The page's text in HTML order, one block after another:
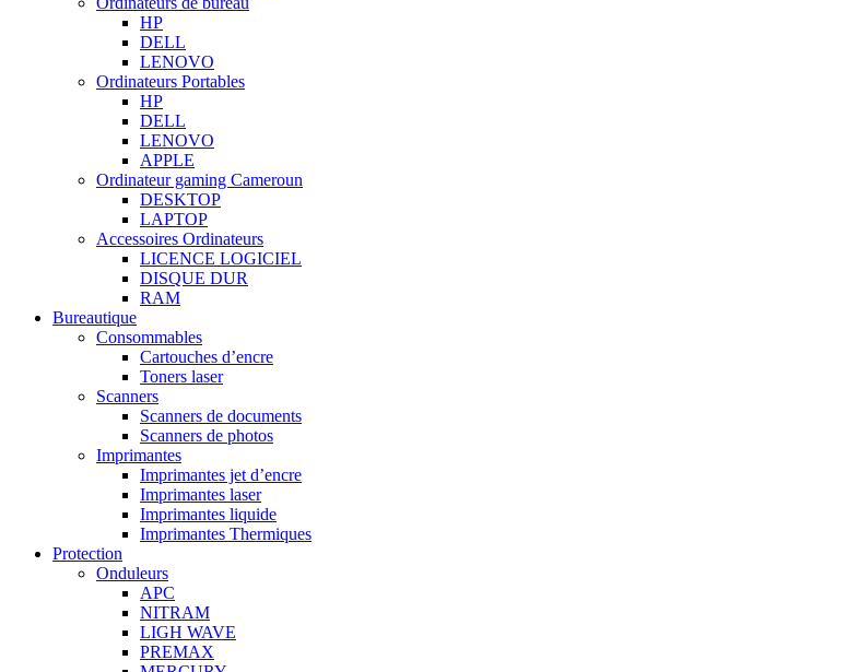
HP
DELL
LENOVO
Ordinateurs Portables
HP
DELL
LENOVO
APPLE
Ordinateur gaming Cameroun
DESKTOP
LAPTOP
Accessoires Ordinateurs
LICENCE LOGICIEL
DISQUE DUR
RAM
Bureautique
Consommables
Cartouches d’encre
Toners laser
Scanners
Scanners de documents
Scanners de photos
Imprimantes
Imprimantes jet d’encre
Imprimantes laser
Imprimantes liquide
Imprimantes Thermiques
Protection
Onduleurs
APC
NITRAM
LIGH WAVE
PREMAX